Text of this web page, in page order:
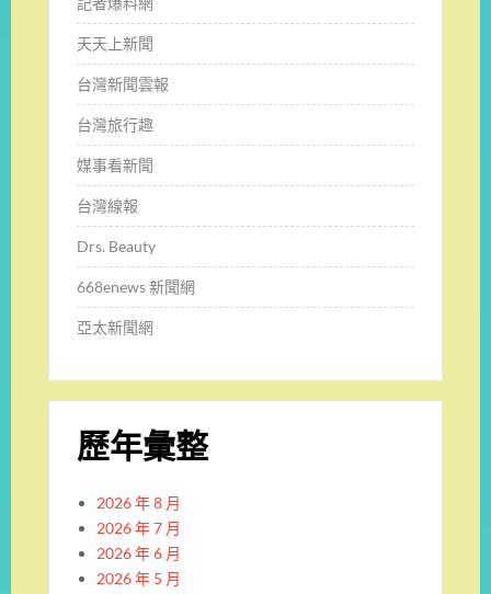
天天上新聞
台灣新聞雲報
台灣旅行趣
媒事看新聞
台灣線報
Drs. Beauty
668enews 新聞網
亞太新聞網
歷年彙整
2026 年 8 月
2026 年 7 月
2026 年 6 月
2026 年 5 月